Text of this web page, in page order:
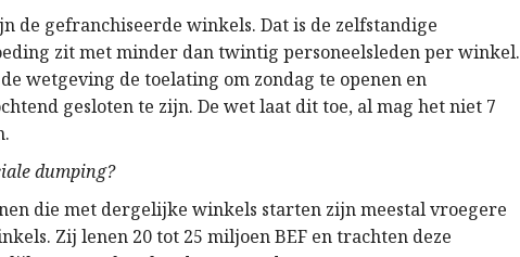
de gefranchiseerde winkels. Dat is de zelfstandige
zit met minder dan twintig personeelsleden per winkel.
wetgeving de toelating om zondag te openen en
gesloten te zijn. De wet laat dit toe, al mag het niet 7
dumping?
die met dergelijke winkels starten zijn meestal vroegere
Zij lenen 20 tot 25 miljoen BEF en trachten deze